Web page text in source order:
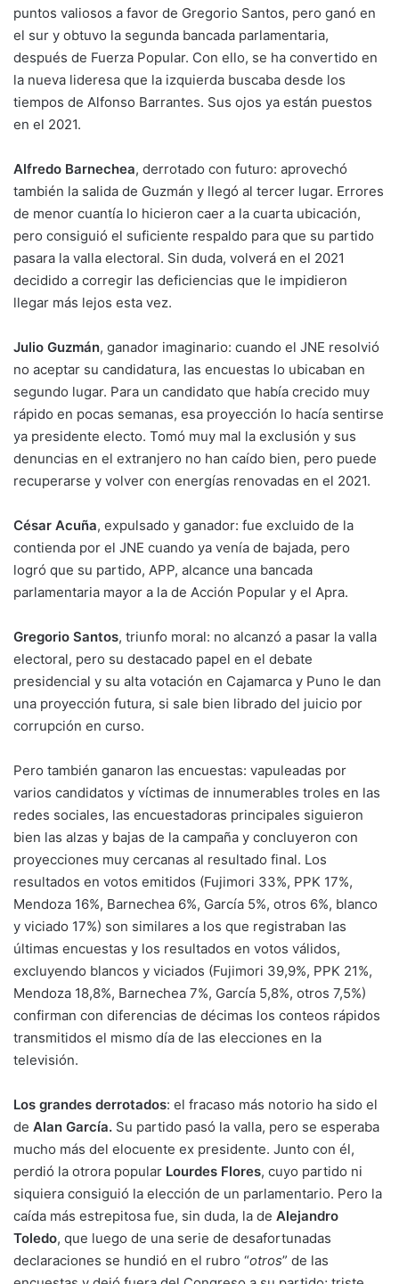
puntos valiosos a favor de Gregorio Santos, pero ganó en
el sur y obtuvo la segunda bancada parlamentaria,
después de Fuerza Popular. Con ello, se ha convertido en
la nueva lideresa que la izquierda buscaba desde los
tiempos de Alfonso Barrantes. Sus ojos ya están puestos
en el 2021.
Alfredo Barnechea, derrotado con futuro: aprovechó
también la salida de Guzmán y llegó al tercer lugar. Errores
de menor cuantía lo hicieron caer a la cuarta ubicación,
pero consiguió el suficiente respaldo para que su partido
pasara la valla electoral. Sin duda, volverá en el 2021
decidido a corregir las deficiencias que le impidieron
llegar más lejos esta vez.
Julio Guzmán, ganador imaginario: cuando el JNE resolvió
no aceptar su candidatura, las encuestas lo ubicaban en
segundo lugar. Para un candidato que había crecido muy
rápido en pocas semanas, esa proyección lo hacía sentirse
ya presidente electo. Tomó muy mal la exclusión y sus
denuncias en el extranjero no han caído bien, pero puede
recuperarse y volver con energías renovadas en el 2021.
César Acuña, expulsado y ganador: fue excluido de la
contienda por el JNE cuando ya venía de bajada, pero
logró que su partido, APP, alcance una bancada
parlamentaria mayor a la de Acción Popular y el Apra.
Gregorio Santos, triunfo moral: no alcanzó a pasar la valla
electoral, pero su destacado papel en el debate
presidencial y su alta votación en Cajamarca y Puno le dan
una proyección futura, si sale bien librado del juicio por
corrupción en curso.
Pero también ganaron las encuestas: vapuleadas por
varios candidatos y víctimas de innumerables troles en las
redes sociales, las encuestadoras principales siguieron
bien las alzas y bajas de la campaña y concluyeron con
proyecciones muy cercanas al resultado final. Los
resultados en votos emitidos (Fujimori 33%, PPK 17%,
Mendoza 16%, Barnechea 6%, García 5%, otros 6%, blanco
y viciado 17%) son similares a los que registraban las
últimas encuestas y los resultados en votos válidos,
excluyendo blancos y viciados (Fujimori 39,9%, PPK 21%,
Mendoza 18,8%, Barnechea 7%, García 5,8%, otros 7,5%)
confirman con diferencias de décimas los conteos rápidos
transmitidos el mismo día de las elecciones en la
televisión.
Los grandes derrotados: el fracaso más notorio ha sido el
de Alan García. Su partido pasó la valla, pero se esperaba
mucho más del elocuente ex presidente. Junto con él,
perdió la otrora popular Lourdes Flores, cuyo partido ni
siquiera consiguió la elección de un parlamentario. Pero la
caída más estrepitosa fue, sin duda, la de Alejandro
Toledo, que luego de una serie de desafortunadas
declaraciones se hundió en el rubro “otros” de las